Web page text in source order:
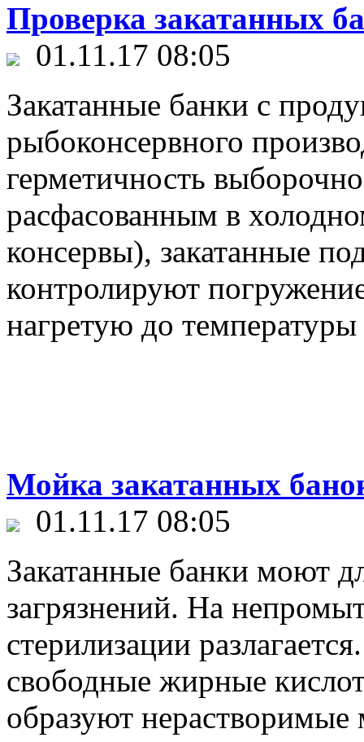
Проверка закатанных
01.11.17 08:05
Закатанные банки с
рыбоконсервного
герметичность
расфасованным в
консервы), закатанные
контролируют
нагретую до
Мойка закатанных
01.11.17 08:05
Закатанные банки моют
загрязнений. На
стерилизации
свободные жирные
образуют